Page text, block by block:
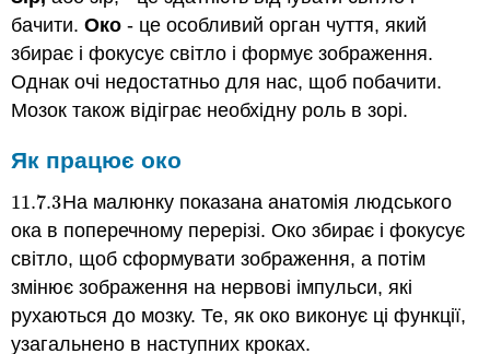
бачити.Око - це особливий орган чуття, який
збирає і фокусує світло і формує зображення.
Однак очі недостатньо для нас, щоб побачити.
Мозок також відіграє необхідну роль в зорі.
Як працює око
11.7.3
11.7.3На малюнку показана анатомія людського
ока в поперечному перерізі. Око збирає і фокусує
світло, щоб сформувати зображення, а потім
змінює зображення на нервові імпульси, які
рухаються до мозку. Те, як око виконує ці функції,
узагальнено в наступних кроках.